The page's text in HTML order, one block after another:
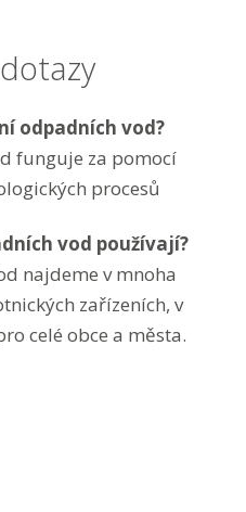
odpadních vod?
funguje za pomocí
procesů
vod používají?
najdeme v mnoha
zařízeních, v
celé obce a města.